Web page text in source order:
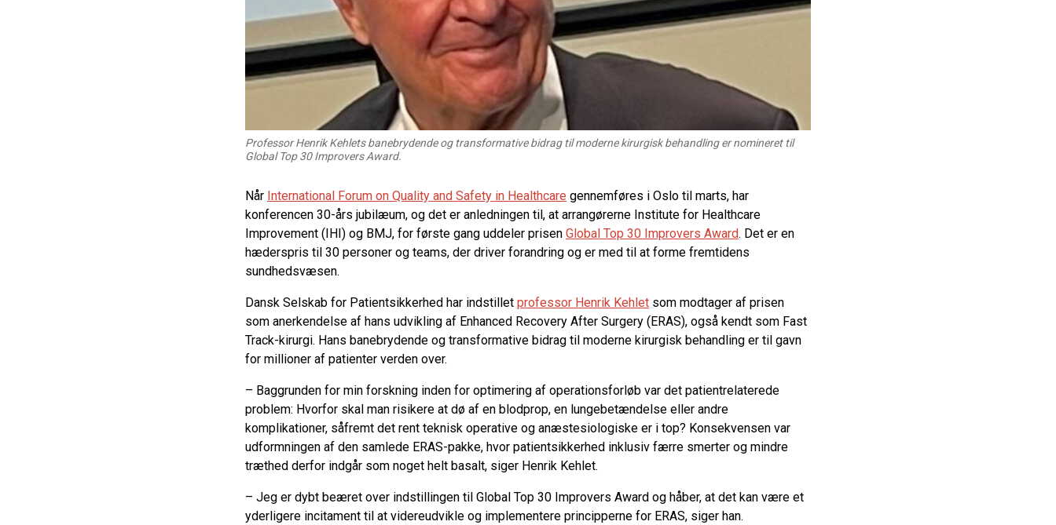
Professor Henrik Kehlets banebrydende og transformative bidrag til moderne kirurgisk behandling er nomineret til
Global Top 30 Improvers Award.
Når International Forum on Quality and Safety in Healthcare gennemføres i Oslo til marts, har
konferencen 30-års jubilæum, og det er anledningen til, at arrangørerne Institute for Healthcare
Improvement (IHI) og BMJ, for første gang uddeler prisen Global Top 30 Improvers Award. Det er en
hæderspris til 30 personer og teams, der driver forandring og er med til at forme fremtidens
sundhedsvæsen.
Dansk Selskab for Patientsikkerhed har indstillet professor Henrik Kehlet som modtager af prisen
som anerkendelse af hans udvikling af Enhanced Recovery After Surgery (ERAS), også kendt som Fast
Track-kirurgi. Hans banebrydende og transformative bidrag til moderne kirurgisk behandling er til gavn
for millioner af patienter verden over.
– Baggrunden for min forskning inden for optimering af operationsforløb var det patientrelaterede
problem: Hvorfor skal man risikere at dø af en blodprop, en lungebetændelse eller andre
komplikationer, såfremt det rent teknisk operative og anæstesiologiske er i top? Konsekvensen var
udformningen af den samlede ERAS-pakke, hvor patientsikkerhed inklusiv færre smerter og mindre
træthed derfor indgår som noget helt basalt, siger Henrik Kehlet.
– Jeg er dybt beæret over indstillingen til Global Top 30 Improvers Award og håber, at det kan være et
yderligere incitament til at videreudvikle og implementere principperne for ERAS, siger han.